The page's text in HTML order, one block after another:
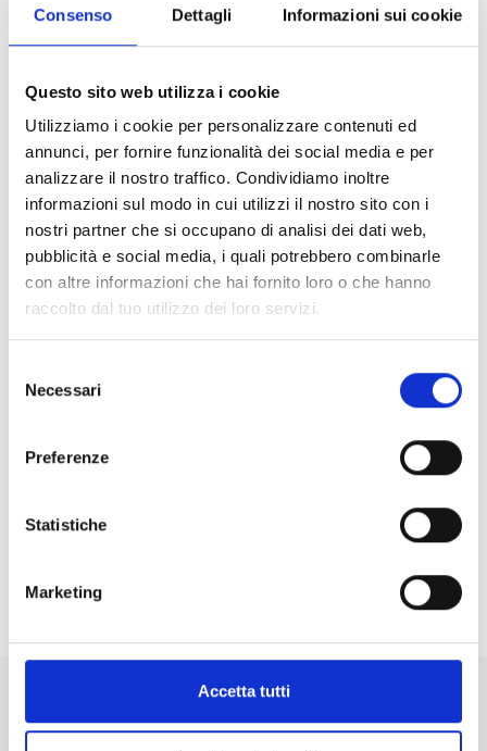
Consenso Dettagli Informazioni sui cookie
Questo sito web utilizza i cookie
Utilizziamo i cookie per personalizzare contenuti ed
annunci, per fornire funzionalità dei social media e per
analizzare il nostro traffico. Condividiamo inoltre
informazioni sul modo in cui utilizzi il nostro sito con i
nostri partner che si occupano di analisi dei dati web,
pubblicità e social media, i quali potrebbero combinarle
con altre informazioni che hai fornito loro o che hanno
raccolto dal tuo utilizzo dei loro servizi.
delNecessari
Preferenze
Statistiche
Marketing
Accetta tutti
SALICE ANNERENTE
Via Croce 4 c
39026 Prato allo Stelvio
tv@prad.info
www.prad.info
IL CONTENUTO VI È STATO UTILE?